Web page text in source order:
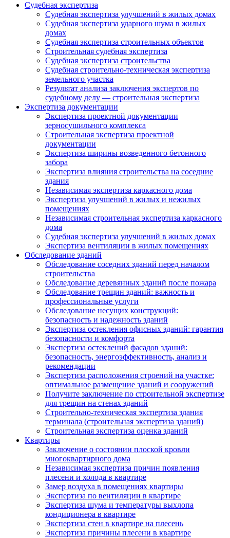
Судебная экспертиза
Судебная экспертиза улучшений в жилых домах
Судебная экспертиза ударного шума в жилых
домах
Судебная экспертиза строительных объектов
Строительная судебная экспертиза
Судебная экспертиза строительства
Судебная строительно-техническая экспертиза
земельного участка
Результат анализа заключения экспертов по
судебному делу — строительная экспертиза
Экспертиза документации
Экспертиза проектной документации
зерносушильного комплекса
Строительная экспертиза проектной
документации
Экспертиза ширины возведенного бетонного
забора
Экспертиза влияния строительства на соседние
здания
Независимая экспертиза каркасного дома
Экспертиза улучшений в жилых и нежилых
помещениях
Независимая строительная экспертиза каркасного
дома
Судебная экспертиза улучшений в жилых домах
Экспертиза вентиляции в жилых помещениях
Обследование зданий
Обследование соседних зданий перед началом
строительства
Обследование деревянных зданий после пожара
Обследование трещин зданий: важность и
профессиональные услуги
Обследование несущих конструкций:
безопасность и надежность зданий
Экспертиза остекления офисных зданий: гарантия
безопасности и комфорта
Экспертиза остеклений фасадов зданий:
безопасность, энергоэффективность, анализ и
рекомендации
Экспертиза расположения строений на участке:
оптимальное размещение зданий и сооружений
Получите заключение по строительной экспертизе
для трещин на стенах зданий
Строительно-техническая экспертиза здания
терминала (строительная экспертиза зданий)
Строительная экспертиза оценка зданий
Квартиры
Заключение о состоянии плоской кровли
многоквартирного дома
Независимая экспертиза причин появления
плесени и холода в квартире
Замер воздуха в помещениях квартиры
Экспертиза по вентиляции в квартире
Экспертиза шума и температуры выхлопа
кондиционера в квартире
Экспертиза стен в квартире на плесень
Экспертиза причины плесени в квартире